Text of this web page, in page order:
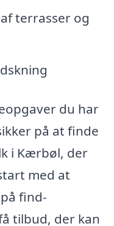
terrasser og
du har
på at finde
i Kærbøl, der
med at
find-
tilbud, der kan